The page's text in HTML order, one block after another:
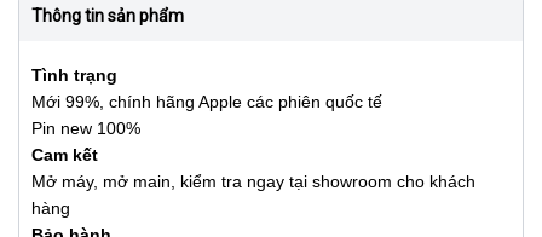
Thông tin sản phẩm
Tình trạng
Mới 99%, chính hãng Apple các phiên quốc tế
Pin new 100%
Cam kết
Mở máy, mở main, kiểm tra ngay tại showroom cho khách
hàng